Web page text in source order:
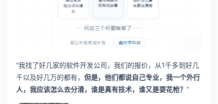
“我找了好几家的软件开发公司，我们的报价，从1千多到好几
千以及好几万的都有， 但是，他们都说自己专业，我一个外行
人，我应该怎么去分清，谁是真有技术，谁又是耍花枪？ ”